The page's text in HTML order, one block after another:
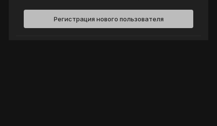
Регистрация нового пользователя